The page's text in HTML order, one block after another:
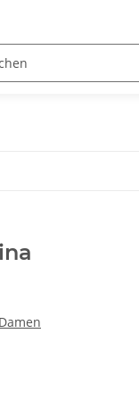
Hobby Horse